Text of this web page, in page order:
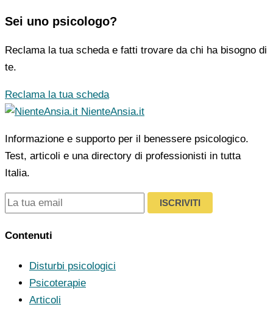
Sei uno psicologo?
Reclama la tua scheda e fatti trovare da chi ha bisogno di
te.
Reclama la tua scheda
NienteAnsia.it
Informazione e supporto per il benessere psicologico.
Test, articoli e una directory di professionisti in tutta
Italia.
ISCRIVITI
Contenuti
Disturbi psicologici
Psicoterapie
Articoli